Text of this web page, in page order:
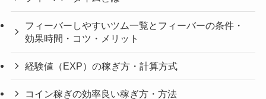
フィーバーしやすいツム一覧とフィーバーの条件・
効果時間・コツ・メリット
経験値（EXP）の稼ぎ方・計算方式
コイン稼ぎの効率良い稼ぎ方・方法